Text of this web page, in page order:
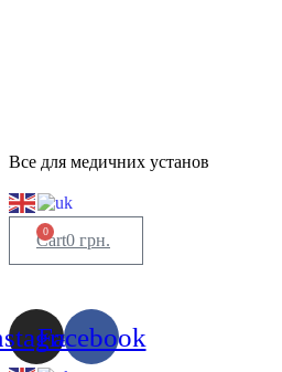
Все для медичних установ
0 грн.
0
Cart
Facebook